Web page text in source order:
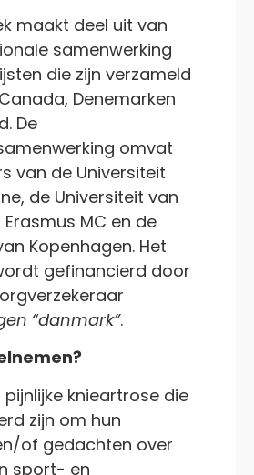
maakt deel uit van
samenwerking
die zijn verzameld
Denemarken
De
omvat
van de Universiteit
de Universiteit van
MC en de
Kopenhagen. Het
gefinancierd door
“danmark”.
knieartrose die
zijn om hun
of gedachten over
sport- en